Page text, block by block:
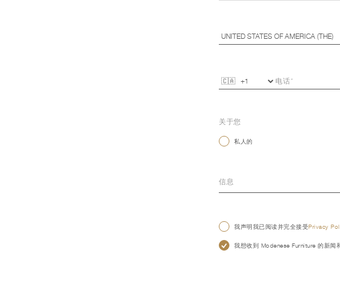
关于您
私人的
我声明我已阅读并完全接受Privacy
我想收到 Modenese Furniture 的新闻